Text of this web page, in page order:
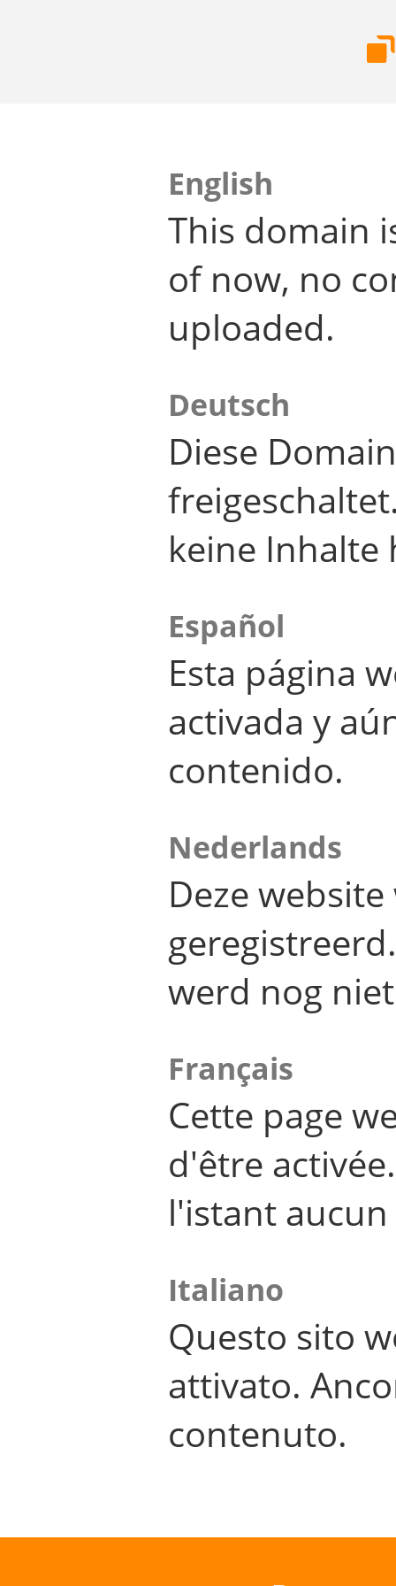
English
This domain
of now, no
uploaded.
Deutsch
Diese
keine Inhalte
Español
Esta página
activada y
contenido.
Nederlands
Deze
werd nog
Français
Cette page
d'être
l'istant
Italiano
Questo sito
attivato.
contenuto.